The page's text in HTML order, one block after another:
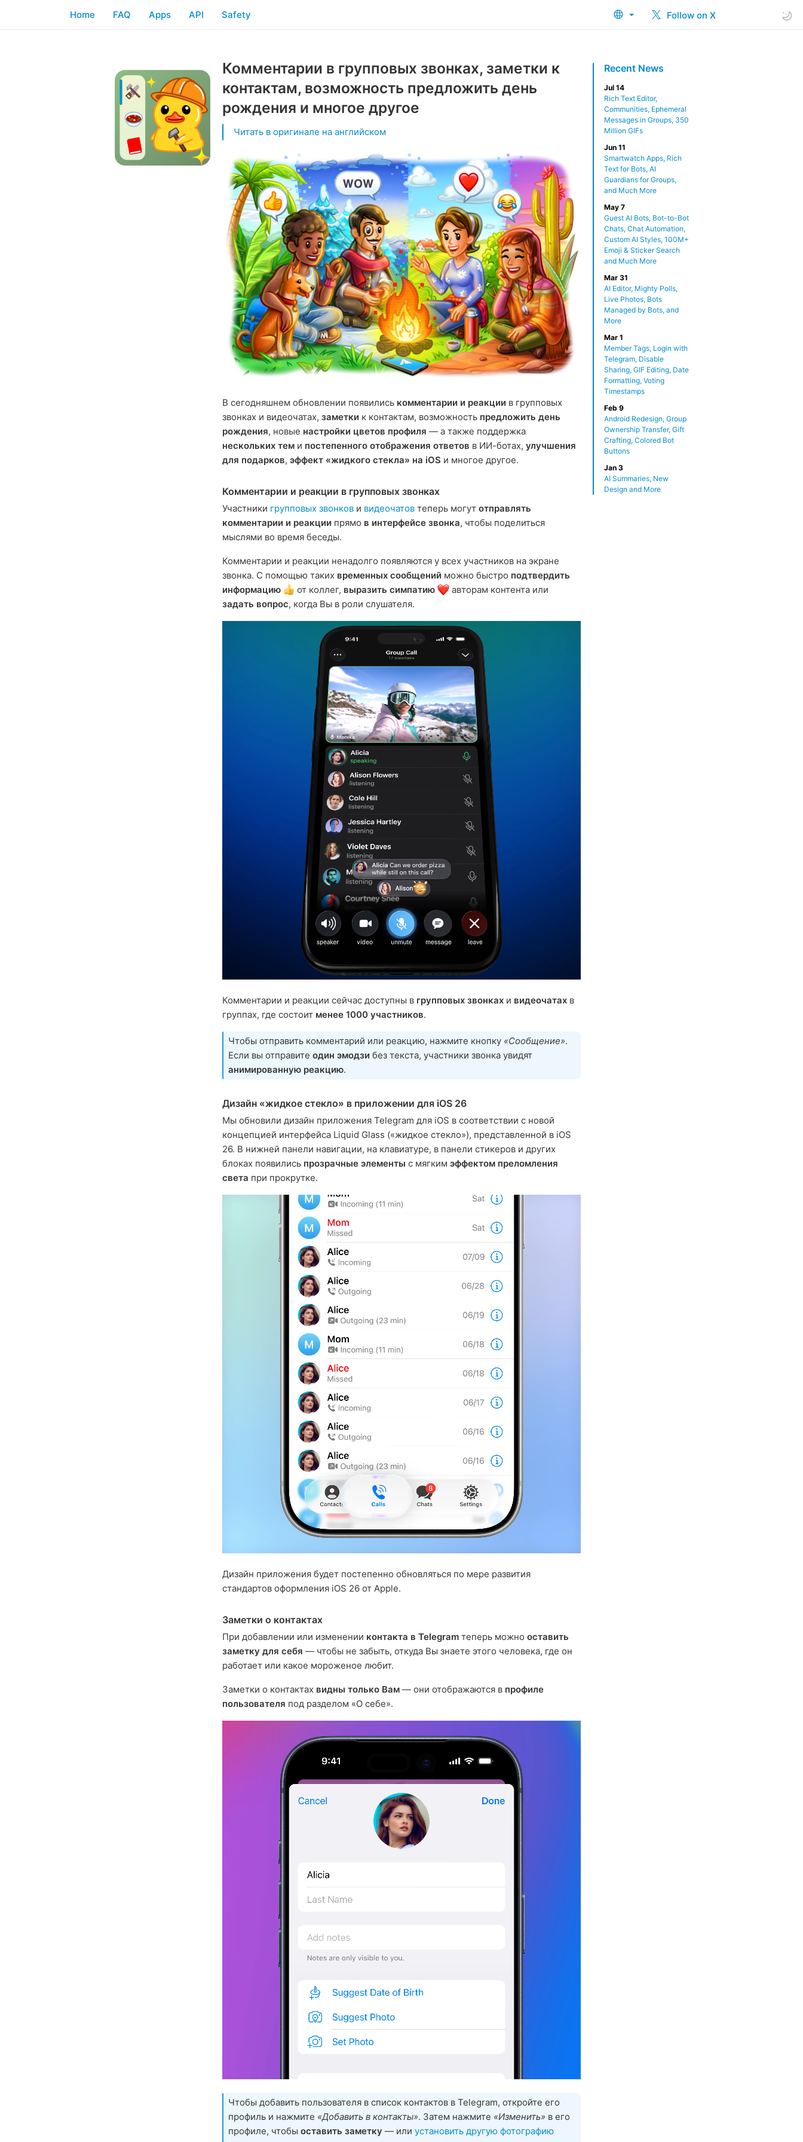
Follow on X
Home FAQ Apps API Safety
Recent News
Jul 14
Rich Text Editor,
Communities, Ephemeral
Messages in Groups, 350
Million GIFs
Jun 11
Smartwatch Apps, Rich
Text for Bots, AI
Guardians for Groups,
and Much More
May 7
Guest AI Bots, Bot-to-Bot
Chats, Chat Automation,
Custom AI Styles, 100M+
Emoji & Sticker Search
and Much More
Mar 31
AI Editor, Mighty Polls,
Live Photos, Bots
Managed by Bots, and
More
Mar 1
Member Tags, Login with
Telegram, Disable
Sharing, GIF Editing, Date
Formatting, Voting
Timestamps
Feb 9
Android Redesign, Group
Ownership Transfer, Gift
Crafting, Colored Bot
Buttons
Jan 3
AI Summaries, New
Design and More
Комментарии в групповых звонках, заметки к
контактам, возможность предложить день
рождения и многое другое
Читать в оригинале на английском
В сегодняшнем обновлении появились комментарии и реакции в групповых
звонках и видеочатах, заметки к контактам, возможность предложить день
рождения, новые настройки цветов профиля — а также поддержка
нескольких тем и постепенного отображения ответов в ИИ-ботах, улучшения
для подарков, эффект «жидкого стекла» на iOS и многое другое.
Комментарии и реакции в групповых звонках
Участники групповых звонков и видеочатов теперь могут отправлять
комментарии и реакции прямо в интерфейсе звонка, чтобы поделиться
мыслями во время беседы.
Комментарии и реакции ненадолго появляются у всех участников на экране
звонка. С помощью таких временных сообщений можно быстро подтвердить
информацию
от коллег, выразить симпатию
авторам контента или
задать вопрос, когда Вы в роли слушателя.
Комментарии и реакции сейчас доступны в групповых звонках и видеочатах в
группах, где состоит менее 1000 участников.
Чтобы отправить комментарий или реакцию, нажмите кнопку «Сообщение».
Если вы отправите один эмодзи без текста, участники звонка увидят
анимированную реакцию.
Дизайн «жидкое стекло» в приложении для iOS 26
Мы обновили дизайн приложения Telegram для iOS в соответствии с новой
концепцией интерфейса Liquid Glass («жидкое стекло»), представленной в iOS
26. В нижней панели навигации, на клавиатуре, в панели стикеров и других
блоках появились прозрачные элементы с мягким эффектом преломления
света при прокрутке.
Дизайн приложения будет постепенно обновляться по мере развития
стандартов оформления iOS 26 от Apple.
Заметки о контактах
При добавлении или изменении контакта в Telegram теперь можно оставить
заметку для себя — чтобы не забыть, откуда Вы знаете этого человека, где он
работает или какое мороженое любит.
Заметки о контактах видны только Вам — они отображаются в профиле
пользователя под разделом «О себе».
Чтобы добавить пользователя в список контактов в Telegram, откройте его
профиль и нажмите «Добавить в контакты». Затем нажмите «Изменить» в его
профиле, чтобы оставить заметку — или установить другую фотографию